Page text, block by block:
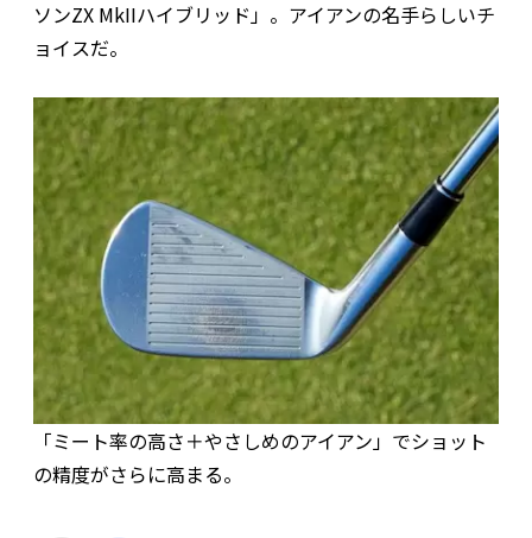
ソンZX MkIIハイブリッド」。アイアンの名手らしいチ
ョイスだ。
「ミート率の高さ＋やさしめのアイアン」でショット
の精度がさらに高まる。